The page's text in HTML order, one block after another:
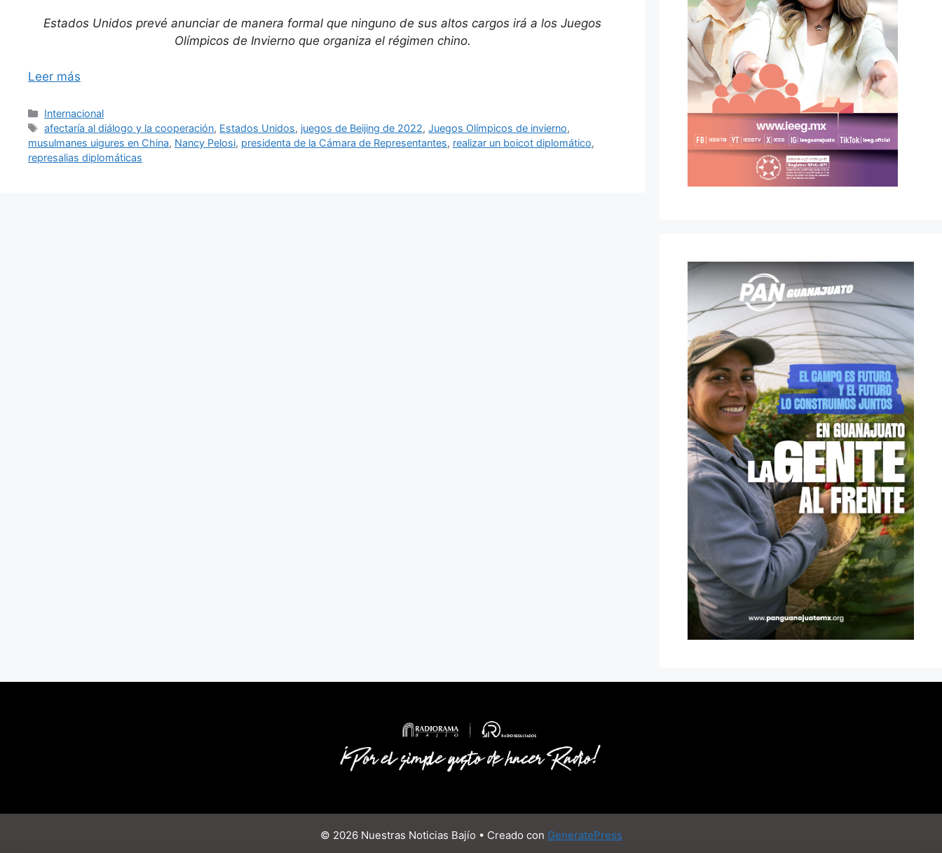
Estados Unidos prevé anunciar de manera formal que ninguno de sus altos cargos irá a los Juegos
Olímpicos de Invierno que organiza el régimen chino.
Leer más
Categorías
Internacional
Etiquetas
afectaría al diálogo y la cooperación, Estados Unidos, juegos de Beijing de 2022,Juegos Olímpicos de invierno,
musulmanes uigures en China, Nancy Pelosi, presidenta de la Cámara de Representantes, realizar un boicot diplomático,
represalias diplomáticas
© 2026 Nuestras Noticias Bajío • Creado con GeneratePress